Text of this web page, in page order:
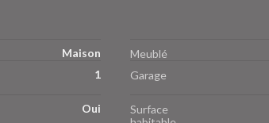
Maison Meublé
1 Garage
Oui
Surface